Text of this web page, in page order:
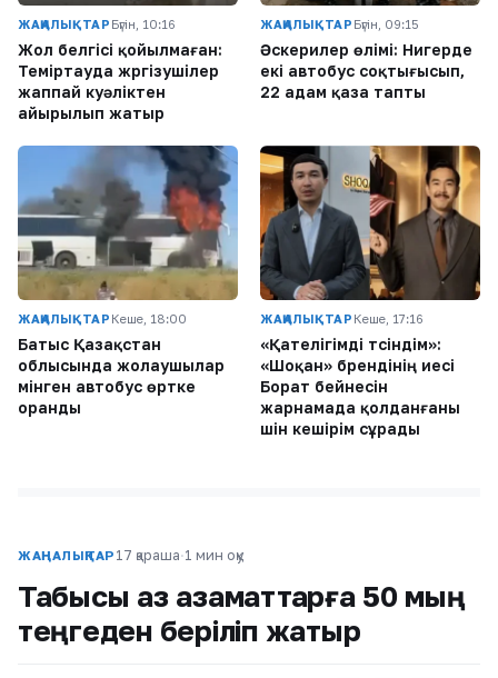
ЖАҢАЛЫҚТАР Бүгін, 10:16
Жол белгісі қойылмаған:
Теміртауда жүргізушілер
жаппай куәліктен
айырылып жатыр
ЖАҢАЛЫҚТАР Бүгін, 09:15
Әскерилер өлімі: Нигерде
екі автобус соқтығысып,
22 адам қаза тапты
ЖАҢАЛЫҚТАР Кеше, 18:00
Батыс Қазақстан
облысында жолаушылар
мінген автобус өртке
оранды
ЖАҢАЛЫҚТАР Кеше, 17:16
«Қателігімді түсіндім»:
«Шоқан» брендінің иесі
Борат бейнесін
жарнамада қолданғаны
үшін кешірім сұрады
ЖАҢАЛЫҚТАР 17 қараша·1 мин оқу
Табысы аз азаматтарға 50 мың
теңгеден беріліп жатыр